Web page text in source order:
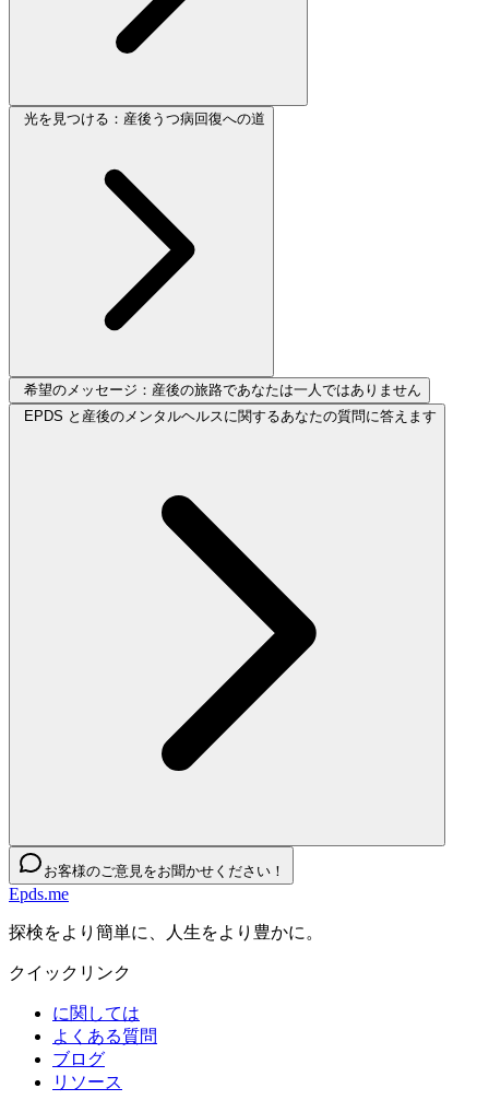
光を見つける：産後うつ病回復への道
希望のメッセージ：産後の旅路であなたは一人ではありません
EPDS と産後のメンタルヘルスに関するあなたの質問に答えます
お客様のご意見をお聞かせください！
Epds.me
探検をより簡単に、人生をより豊かに。
クイックリンク
に関しては
よくある質問
ブログ
リソース